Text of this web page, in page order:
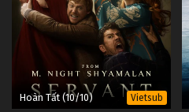
Hoàn Tất (10/10) Vietsub